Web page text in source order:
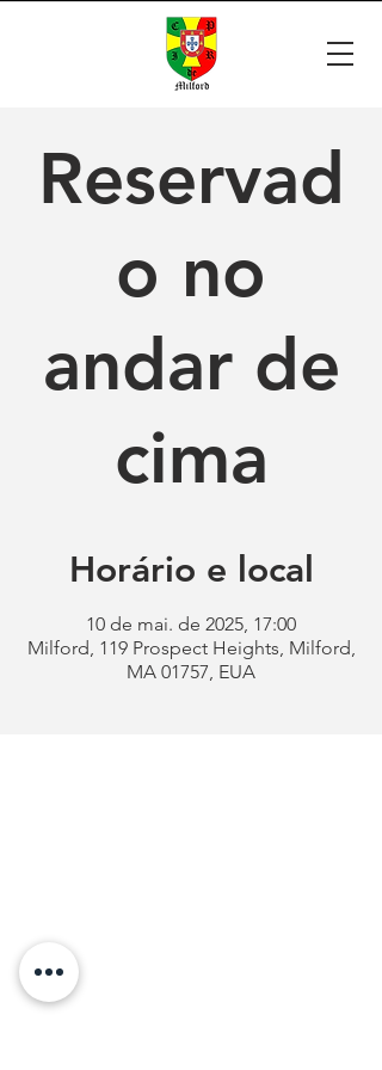
Reservad
o no
andar de
cima
Horário e local
10 de mai. de 2025, 17:00
Milford, 119 Prospect Heights, Milford,
MA 01757, EUA
de Milford